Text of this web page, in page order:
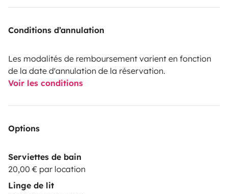
Conditions d’annulation
Les modalités de remboursement varient en fonction
de la date d'annulation de la réservation.
Voir les conditions
Options
Serviettes de bain
20,00 € par location
Linge de lit